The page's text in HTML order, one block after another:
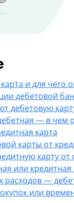
и для чего
дебетовой
дебетовую
— в чем
карта
карты от
карту
или кредитная
расходов —
или